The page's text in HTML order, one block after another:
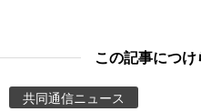
People
この記事につ
共同通信ニュース